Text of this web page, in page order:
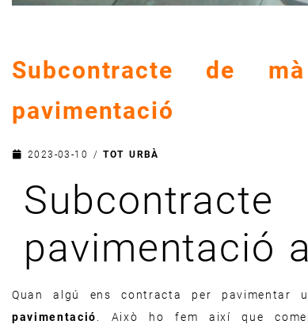
Subcontracte de
pavimentació
2023-03-10 / TOT URBÀ
pavimentació
Quan algú ens contracta per
pavimentació
. Això ho fem així que